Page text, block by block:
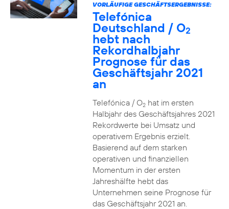
VORLÄUFIGE GESCHÄFTSERGEBNISSE:
Telefónica
Deutschland / O2
hebt nach
Rekordhalbjahr
Prognose für das
Geschäftsjahr 2021
an
Telefónica / O2hat im ersten
Halbjahr des Geschäftsjahres 2021
Rekordwerte bei Umsatz und
operativem Ergebnis erzielt.
Basierend auf dem starken
operativen und finanziellen
Momentum in der ersten
Jahreshälfte hebt das
Unternehmen seine Prognose für
das Geschäftsjahr 2021 an.